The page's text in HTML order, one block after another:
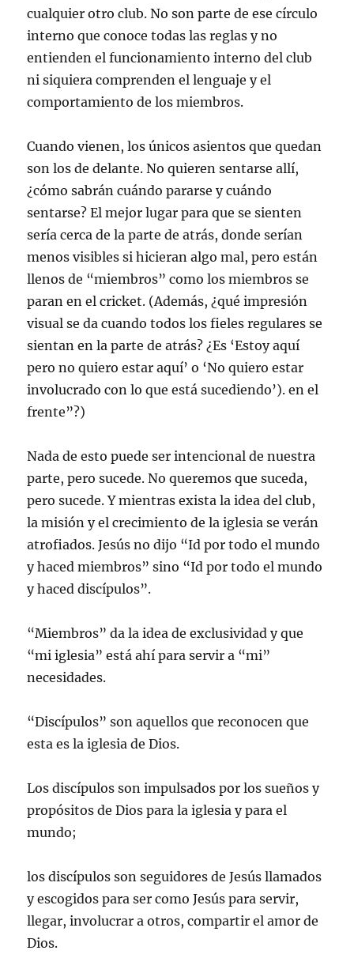
cualquier otro club. No son parte de ese círculo
interno que conoce todas las reglas y no
entienden el funcionamiento interno del club
ni siquiera comprenden el lenguaje y el
comportamiento de los miembros.
Cuando vienen, los únicos asientos que quedan
son los de delante. No quieren sentarse allí,
¿cómo sabrán cuándo pararse y cuándo
sentarse? El mejor lugar para que se sienten
sería cerca de la parte de atrás, donde serían
menos visibles si hicieran algo mal, pero están
llenos de “miembros” como los miembros se
paran en el cricket. (Además, ¿qué impresión
visual se da cuando todos los fieles regulares se
sientan en la parte de atrás? ¿Es ‘Estoy aquí
pero no quiero estar aquí’ o ‘No quiero estar
involucrado con lo que está sucediendo’). en el
frente”?)
Nada de esto puede ser intencional de nuestra
parte, pero sucede. No queremos que suceda,
pero sucede. Y mientras exista la idea del club,
la misión y el crecimiento de la iglesia se verán
atrofiados. Jesús no dijo “Id por todo el mundo
y haced miembros” sino “Id por todo el mundo
y haced discípulos”.
“Miembros” da la idea de exclusividad y que
“mi iglesia” está ahí para servir a “mi”
necesidades.
“Discípulos” son aquellos que reconocen que
esta es la iglesia de Dios.
Los discípulos son impulsados por los sueños y
propósitos de Dios para la iglesia y para el
mundo;
los discípulos son seguidores de Jesús llamados
y escogidos para ser como Jesús para servir,
llegar, involucrar a otros, compartir el amor de
Dios.